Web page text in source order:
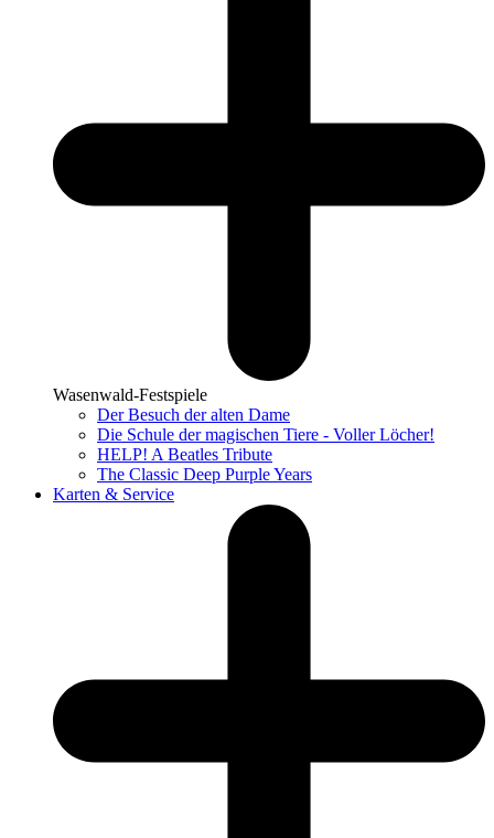
Wasenwald-Festspiele
Der Besuch der alten Dame
Die Schule der magischen Tiere - Voller Löcher!
HELP! A Beatles Tribute
The Classic Deep Purple Years
Karten & Service